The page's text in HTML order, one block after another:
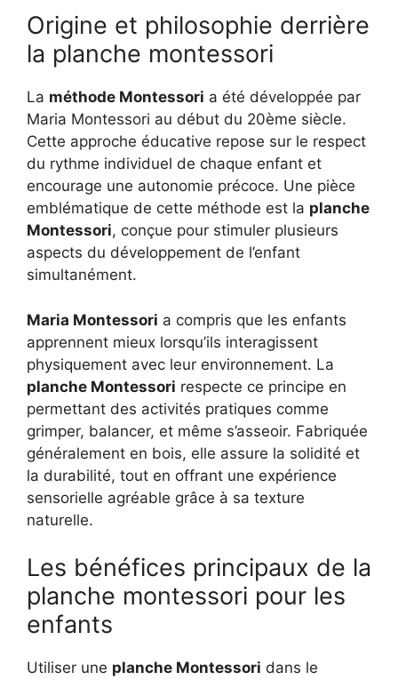
Origine et philosophie derrière
la planche montessori
La méthode Montessori a été développée par
Maria Montessori au début du 20ème siècle.
Cette approche éducative repose sur le respect
du rythme individuel de chaque enfant et
encourage une autonomie précoce. Une pièce
emblématique de cette méthode est la planche
Montessori, conçue pour stimuler plusieurs
aspects du développement de l’enfant
simultanément.
Maria Montessori a compris que les enfants
apprennent mieux lorsqu’ils interagissent
physiquement avec leur environnement. La
planche Montessori respecte ce principe en
permettant des activités pratiques comme
grimper, balancer, et même s’asseoir. Fabriquée
généralement en bois, elle assure la solidité et
la durabilité, tout en offrant une expérience
sensorielle agréable grâce à sa texture
naturelle.
Les bénéfices principaux de la
planche montessori pour les
enfants
Utiliser une planche Montessori dans le